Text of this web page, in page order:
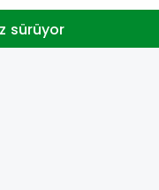
sürüyor